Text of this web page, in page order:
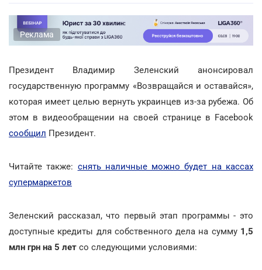
Реклама
Президент Владимир Зеленский анонсировал
государственную программу «Возвращайся и оставайся»,
которая имеет целью вернуть украинцев из-за рубежа. Об
этом в видеообращении на своей странице в Facebook
сообщил Президент.
Читайте также: снять наличные можно будет на кассах
супермаркетов
Зеленский рассказал, что первый этап программы - это
доступные кредиты для собственного дела на сумму 1,5
млн грн на 5 лет со следующими условиями: